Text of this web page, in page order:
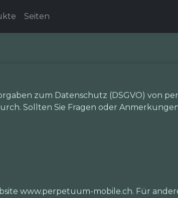
Seiten
zum Datenschutz (DSGVO) von
Sollten Sie Fragen oder
www.perpetuum-mobile.ch. Für